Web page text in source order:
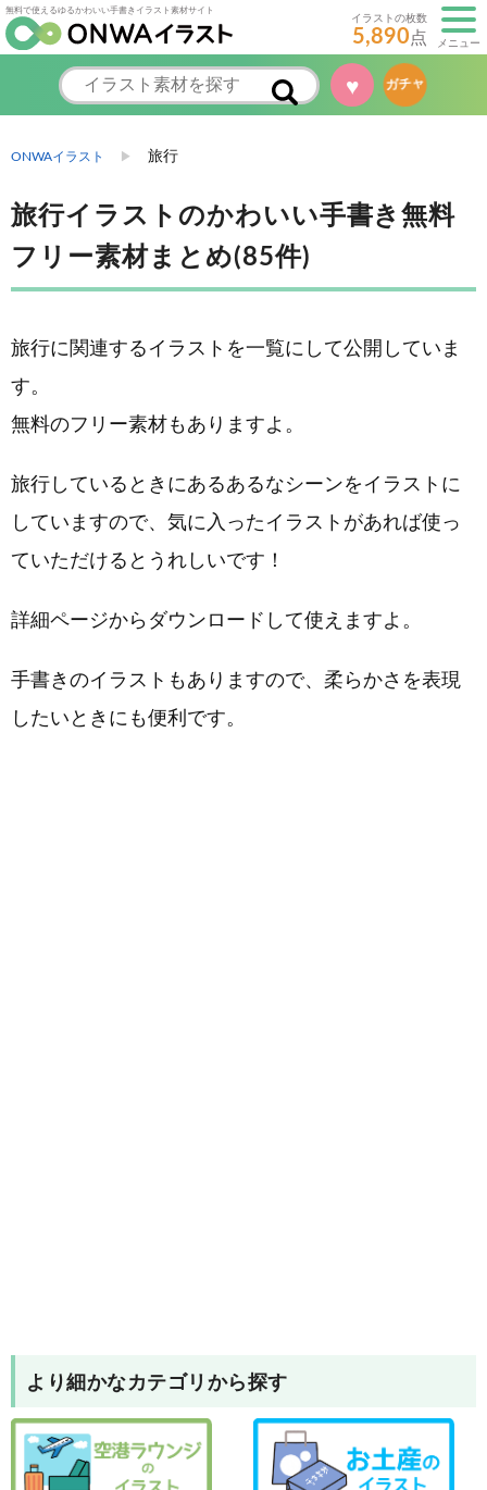
無料で使えるゆるかわいい手書きイラスト素材サイト
イラストの枚数
5,890点 メニュー
♥ ガチャ
ONWAイラスト 旅行
旅行イラストのかわいい手書き無料
フリー素材まとめ(85件)
旅行に関連するイラストを一覧にして公開していま
す。
無料のフリー素材もありますよ。
旅行しているときにあるあるなシーンをイラストに
していますので、気に入ったイラストがあれば使っ
ていただけるとうれしいです！
詳細ページからダウンロードして使えますよ。
手書きのイラストもありますので、柔らかさを表現
したいときにも便利です。
より細かなカテゴリから探す